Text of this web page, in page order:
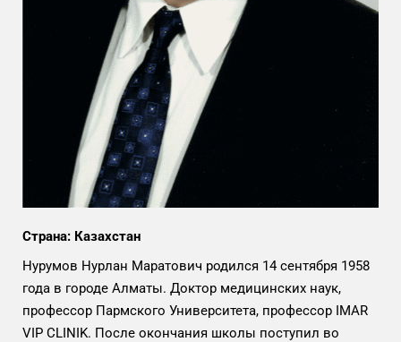
Страна: Казахстан
Нурумов Нурлан Маратович родился 14 сентября 1958
года в городе Алматы. Доктор медицинских наук,
профессор Пармского Университета, профессор IMAR
VIP CLINIK. После окончания школы поступил во